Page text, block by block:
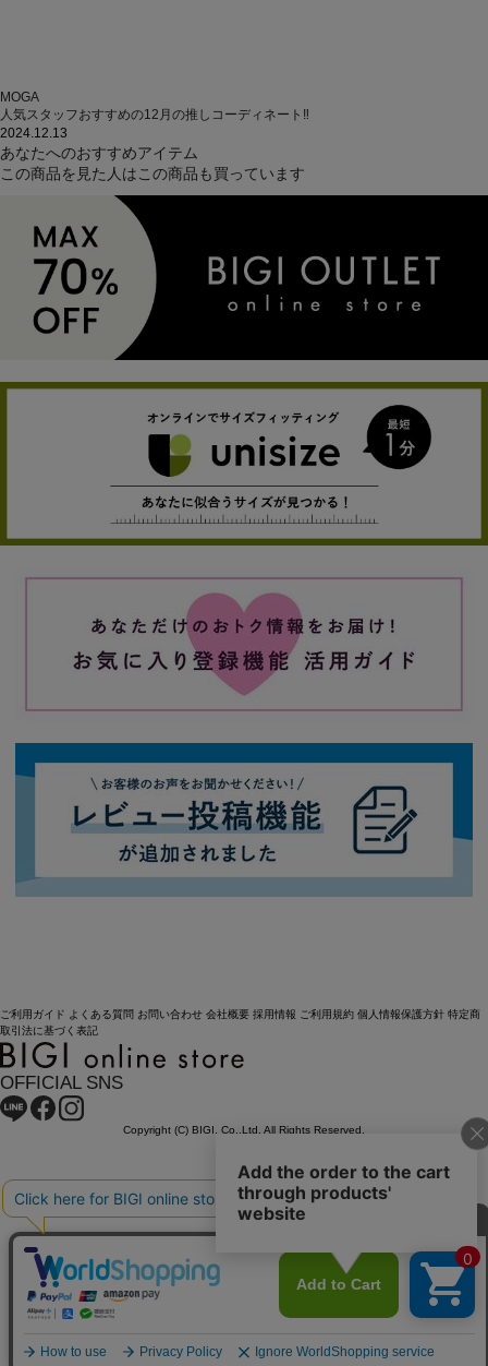
MOGA
人気スタッフおすすめの12月の推しコーディネート‼
2024.12.13
あなたへのおすすめアイテム
この商品を見た人はこの商品も買っています
ご利用ガイド よくある質問 お問い合わせ 会社概要 採用情報 ご利用規約 個人情報保護方針 特定商
取引法に基づく表記
OFFICIAL SNS
Copyright (C) BIGI. Co.,Ltd. All Rights Reserved.